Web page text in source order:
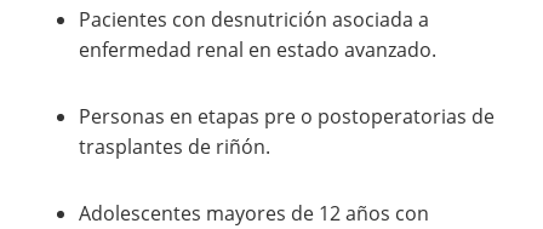
Pacientes con desnutrición asociada a
enfermedad renal en estado avanzado.
Personas en etapas pre o postoperatorias de
trasplantes de riñón.
Adolescentes mayores de 12 años con